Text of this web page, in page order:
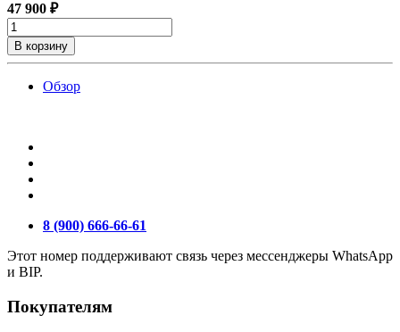
47 900 ₽
В корзину
Обзор
8 (900) 666-66-61
Этот номер поддерживают связь через мессенджеры WhatsApp
и BIP.
Покупателям